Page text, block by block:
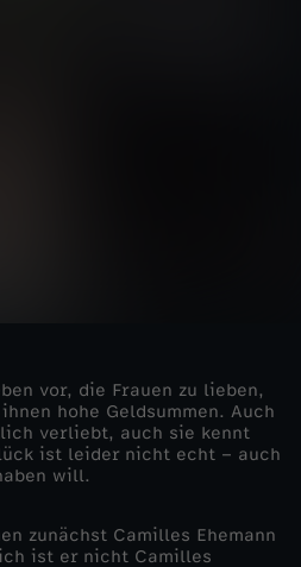
vor, die Frauen zu lieben,
hohe Geldsummen. Auch
verliebt, auch sie kennt
ist leider nicht echt – auch
will.
zunächst Camilles Ehemann
ist er nicht Camilles